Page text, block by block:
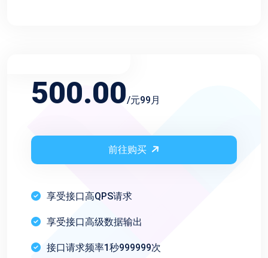
500.00/元99月
前往购买
享受接口高QPS请求
享受接口高级数据输出
接口请求频率1秒999999次